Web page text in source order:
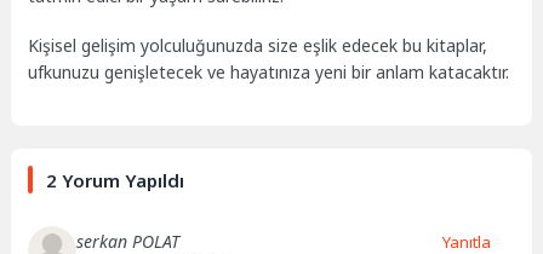
Kişisel gelişim yolculuğunuzda size eşlik edecek bu kitaplar,
ufkunuzu genişletecek ve hayatınıza yeni bir anlam katacaktır.
2 Yorum Yapıldı
serkan POLAT Yanıtla